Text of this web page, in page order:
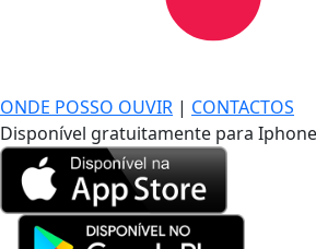
ONDE POSSO OUVIR | CONTACTOS
Disponível gratuitamente para